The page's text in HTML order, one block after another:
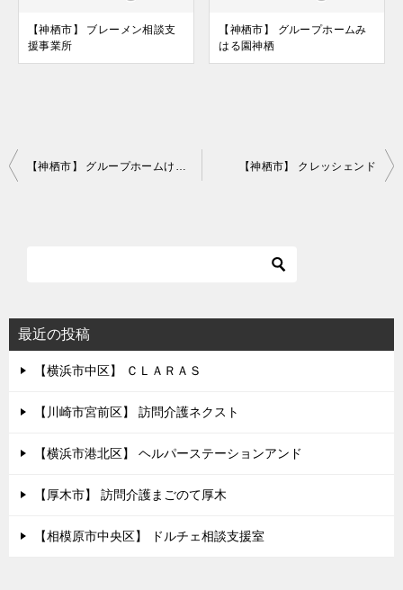
【神栖市】 ブレーメン相談支
援事業所
【神栖市】 グループホームみ
はる園神栖
投
シ
ョ
【神栖市】 クレッシェンド
最近の投稿
【横浜市中区】 ＣＬＡＲＡＳ
【川崎市宮前区】 訪問介護ネクスト
【横浜市港北区】 ヘルパーステーションアンド
【厚木市】 訪問介護まごのて厚木
【相模原市中央区】 ドルチェ相談支援室